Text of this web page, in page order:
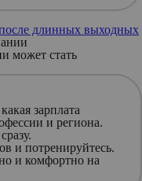
длинных выходных
может стать
зарплата
и региона.
.
и потренируйтесь.
и комфортно на